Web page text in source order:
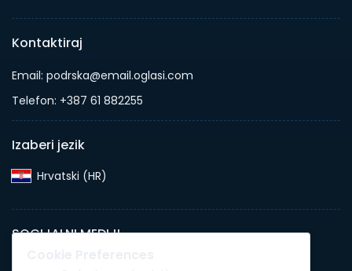
Kontaktiraj
Email: podrska@email.oglasi.com
Telefon: +387 61 882255
Izaberi jezik
Hrvatski (HR)‎
SOCIJALNI MEDIJI